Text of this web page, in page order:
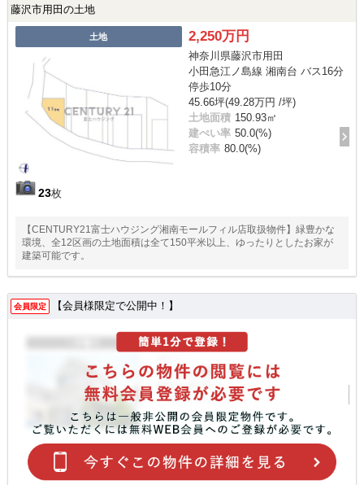
藤沢市用田の土地
土地
23枚
2,250万円
神奈川県藤沢市用田
小田急江ノ島線 湘南台 バス16分
停歩10分
45.66坪(49.28万円 /坪)
土地面積 150.93㎡
建ぺい率 50.0(%)
容積率 80.0(%)
【CENTURY21富士ハウジング湘南モールフィル店取扱物件】緑豊かな
環境、全12区画の土地面積は全て150平米以上、ゆったりとしたお家が
建築可能です。
会員限定 【会員様限定で公開中！】